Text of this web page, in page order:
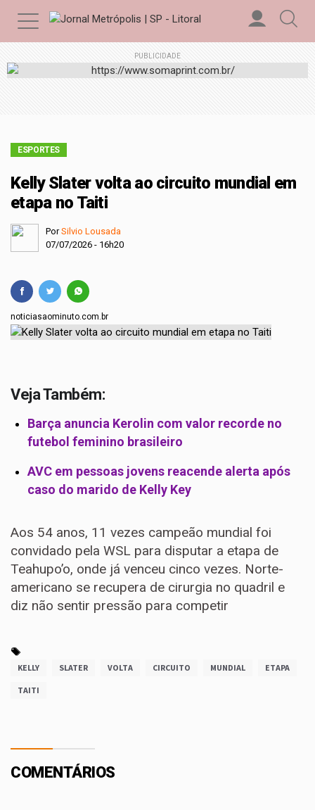
PUBLICIDADE
ESPORTES
Kelly Slater volta ao circuito mundial em
etapa no Taiti
PorSilvio Lousada
07/07/2026 - 16h20
noticiasaominuto.com.br
Veja Também:
Barça anuncia Kerolin com valor recorde no
futebol feminino brasileiro
AVC em pessoas jovens reacende alerta após
caso do marido de Kelly Key
Aos 54 anos, 11 vezes campeão mundial foi
convidado pela WSL para disputar a etapa de
Teahupo’o, onde já venceu cinco vezes. Norte-
americano se recupera de cirurgia no quadril e
diz não sentir pressão para competir
KELLY SLATER VOLTA CIRCUITO MUNDIAL ETAPA
TAITI
COMENTÁRIOS